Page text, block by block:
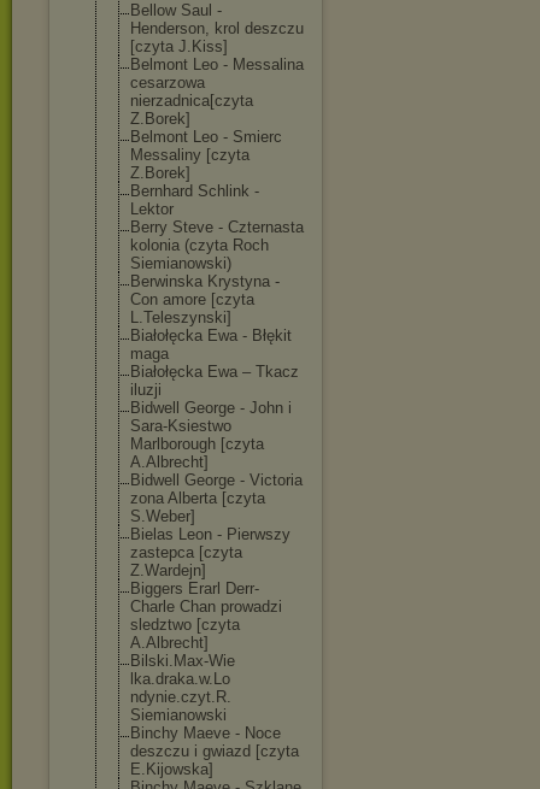
Bellow Saul -
Henderson, krol deszczu
[czyta J.Kiss]
Belmont Leo - Messalina
cesarzowa
nierzadnica[czyta
Z.Borek]
Belmont Leo - Smierc
Messaliny [czyta
Z.Borek]
Bernhard Schlink -
Lektor
Berry Steve - Czternasta
kolonia (czyta Roch
Siemianowski)
Berwinska Krystyna -
Con amore [czyta
L.Teleszynski]
Białołęcka Ewa - Błękit
maga
Białołęcka Ewa – Tkacz
iluzji
Bidwell George - John i
Sara-Ksiestwo
Marlborough [czyta
A.Albrecht]
Bidwell George - Victoria
zona Alberta [czyta
S.Weber]
Bielas Leon - Pierwszy
zastepca [czyta
Z.Wardejn]
Biggers Erarl Derr-
Charle Chan prowadzi
sledztwo [czyta
A.Albrecht]
Bilski.Max-Wie
lka.draka.w.Lo
ndynie.czyt.R.
Siemianowski
Binchy Maeve - Noce
deszczu i gwiazd [czyta
E.Kijowska]